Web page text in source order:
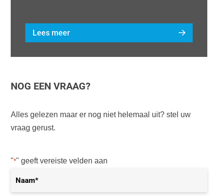
Lees meer
NOG EEN VRAAG?
Alles gelezen maar er nog niet helemaal uit? stel uw
vraag gerust.
"*" geeft vereiste velden aan